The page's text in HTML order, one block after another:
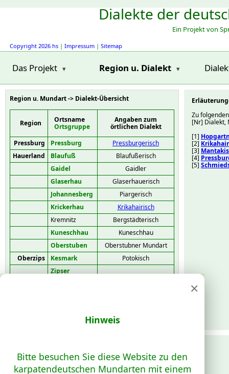
Dialekte der
Ein Projekt von
Copyright 2026 hs | Impressum | Sitemap
Das Projekt Region u. Dialekt
Region u. Mundart -> Dialekt-Übersicht
Region
Ortsname
Ortsgruppe
Angaben zum
örtlichen Dialekt
Pressburg
Pressburg
Pressburgerisch
Hauerland
Blaufuß
Blaufußerisch
Gaidel
Gaidler
Glaserhau
Glaserhauerisch
Johannesberg
Piargerisch
Krickerhau
Krikahairisch
Kremnitz
Bergstädterisch
Kuneschhau
Kuneschhau
Oberstuben
Oberstubner Mundart
Oberzips
Kesmark
Potokisch
Zipser
Gründlerisch
Einsiedel
Mantakisch
Wagendrüssel
Gründlerisch
Zu
[Nr] Dialekt,
[1]
[2]
[3]
[4]
[5]
×
Hinweis
Bitte besuchen Sie diese Website zu den
karpatendeutschen Mundarten mit einem